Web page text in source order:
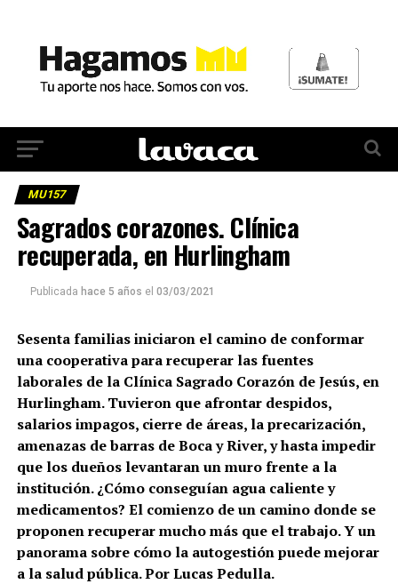
MU157
Sagrados corazones. Clínica
recuperada, en Hurlingham
Publicada hace 5 años el 03/03/2021
Sesenta familias iniciaron el camino de conformar
una cooperativa para recuperar las fuentes
laborales de la Clínica Sagrado Corazón de Jesús, en
Hurlingham. Tuvieron que afrontar despidos,
salarios impagos, cierre de áreas, la precarización,
amenazas de barras de Boca y River, y hasta impedir
que los dueños levantaran un muro frente a la
institución. ¿Cómo conseguían agua caliente y
medicamentos? El comienzo de un camino donde se
proponen recuperar mucho más que el trabajo. Y un
panorama sobre cómo la autogestión puede mejorar
a la salud pública. Por Lucas Pedulla.